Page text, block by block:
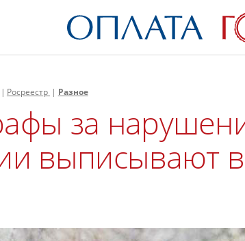
| Росреестр | Разное
за
выписывают